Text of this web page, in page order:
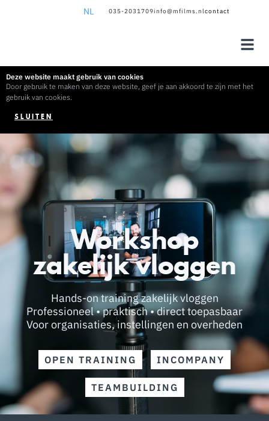
NL 035-2031709info@mfilms.nlcontact
Deze website maakt gebruik van cookies
Door gebruik te maken van deze website, geef je aan akkoord te zijn met het
gebruik van cookies.
SLUITEN
Workshop
zakelijk vloggen
Hands-on training zakelijk vloggen
Professioneel • praktisch • direct toepasbaar
Voor organisaties, instellingen en overheden
OPEN TRAINING INCOMPANY
TEAMBUILDING